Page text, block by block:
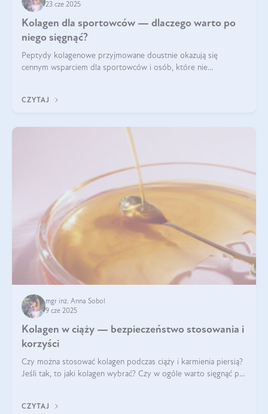
23 cze 2025
Kolagen dla sportowców — dlaczego warto po
niego sięgnąć?
Peptydy kolagenowe przyjmowane doustnie okazują się
cennym wsparciem dla sportowców i osób, które nie
CZYTAJ
mgr inż. Anna Sobol
9 cze 2025
Kolagen w ciąży — bezpieczeństwo stosowania i
korzyści
Czy można stosować kolagen podczas ciąży i karmienia piersią?
Jeśli tak, to jaki kolagen wybrać? Czy w ogóle warto sięgnąć po
CZYTAJ